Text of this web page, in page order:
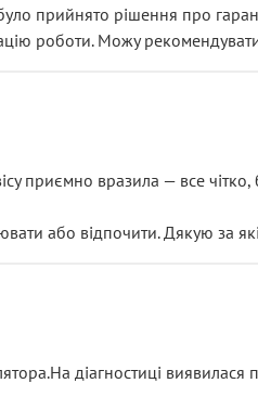
прийнято рішення про
роботи. Можу
вразила — все чітко,
або відпочити. Дякую за
діагностиці